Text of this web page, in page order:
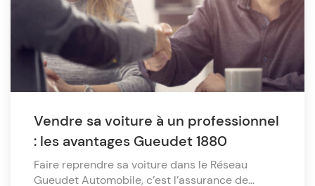
Vendre sa voiture à un professionnel
: les avantages Gueudet 1880
Faire reprendre sa voiture dans le Réseau
Gueudet Automobile, c’est l’assurance de